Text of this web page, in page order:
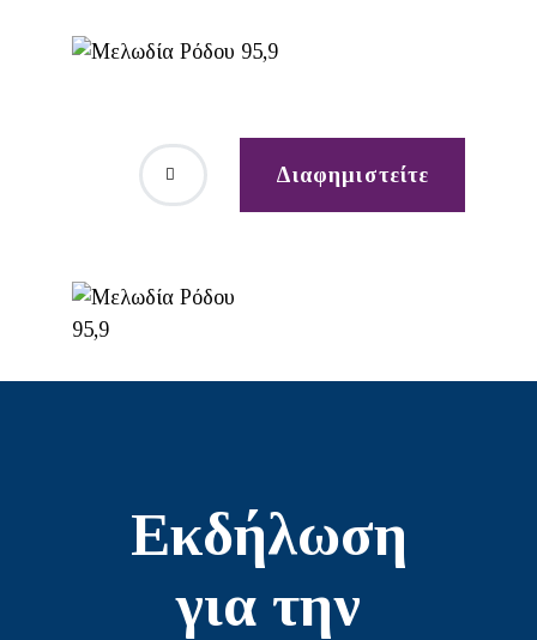
Διαφημιστείτε
Εκδήλωση
για την